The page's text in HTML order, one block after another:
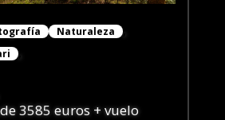
Naturaleza
3585 euros + vuelo